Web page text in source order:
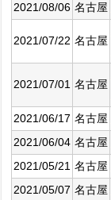
2021/08/06 名古屋
2021/07/22 名古屋
2021/07/01 名古屋
2021/06/17 名古屋
2021/06/04 名古屋
2021/05/21 名古屋
2021/05/07 名古屋